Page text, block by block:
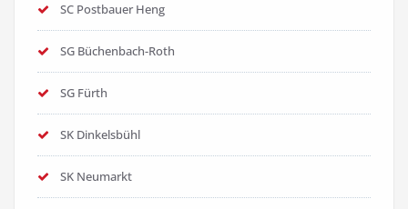
SC Postbauer Heng
SG Büchenbach-Roth
SG Fürth
SK Dinkelsbühl
SK Neumarkt